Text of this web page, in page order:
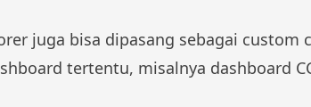
juga bisa dipasang sebagai
tertentu, misalnya dashboard